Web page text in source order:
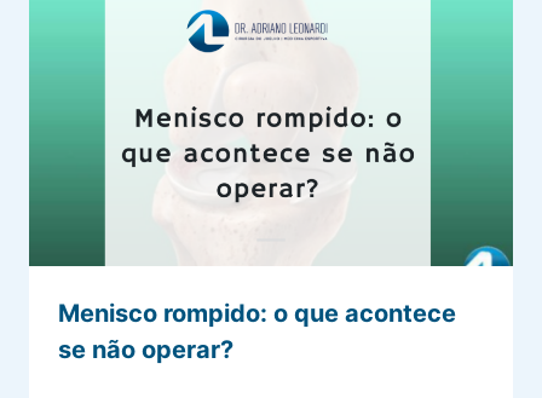
Menisco rompido: o que acontece
se não operar?